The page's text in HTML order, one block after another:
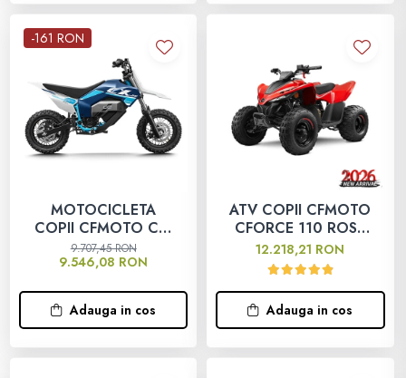
-161 RON
MOTOCICLETA
COPII CFMOTO CX-
2E 2025
9.707,45 RON
9.546,08 RON
Adauga in cos
ATV COPII CFMOTO
CFORCE 110 ROSU
2026
12.218,21 RON
Adauga in cos